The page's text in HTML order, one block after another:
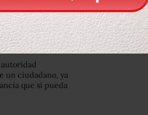
central de cuenta
exige que debe
titular del SAT,
autoridad
un ciudadano, ya
que sí pueda